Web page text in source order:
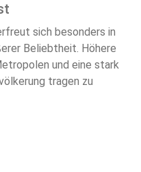
sich besonders in
Beliebtheit. Höhere
und eine stark
tragen zu